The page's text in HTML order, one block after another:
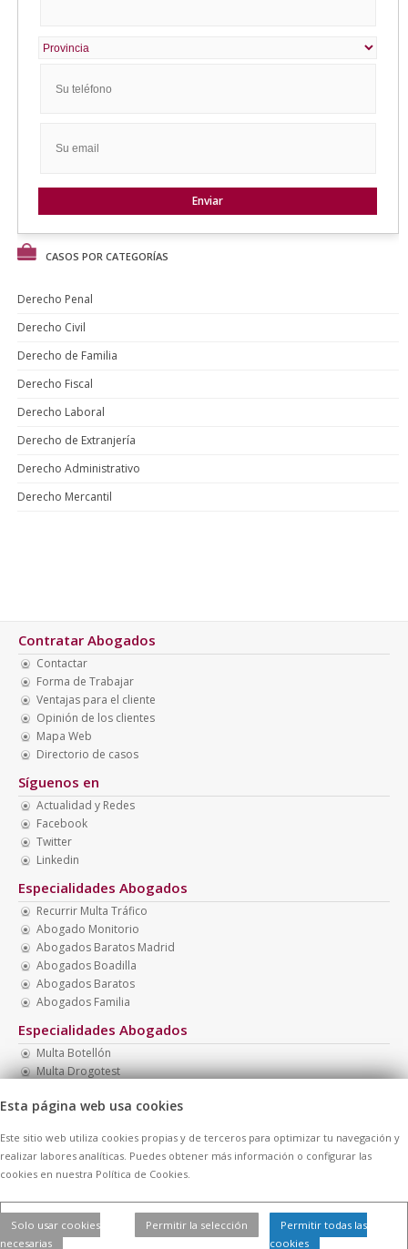
CASOS POR CATEGORÍAS
Derecho Penal
Derecho Civil
Derecho de Familia
Derecho Fiscal
Derecho Laboral
Derecho de Extranjería
Derecho Administrativo
Derecho Mercantil
Contratar Abogados
Contactar
Forma de Trabajar
Ventajas para el cliente
Opinión de los clientes
Mapa Web
Directorio de casos
Síguenos en
Actualidad y Redes
Facebook
Twitter
Linkedin
Especialidades Abogados
Recurrir Multa Tráfico
Abogado Monitorio
Abogados Baratos Madrid
Abogados Boadilla
Abogados Baratos
Abogados Familia
Especialidades Abogados
Multa Botellón
Multa Drogotest
Abogado Menores Madrid
Abogado Presupuesto Económico
Contratar Abogados. | Aviso Legal Cookies| Todos los
derechos reservados
Esta página web usa cookies
Este sitio web utiliza cookies propias y de terceros para optimizar tu navegación y
realizar labores analíticas. Puedes obtener más información o configurar las
cookies en nuestra Política de Cookies.
Solo usar cookies
necesarias
Permitir la selección
Permitir todas las
cookies